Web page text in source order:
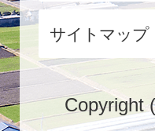
サイトマップ
Copyright